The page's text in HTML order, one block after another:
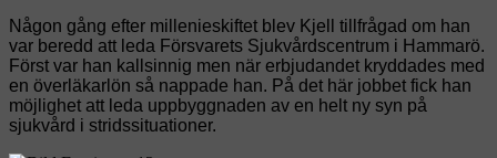
Någon gång efter millenieskiftet blev Kjell tillfrågad om han
var beredd att leda Försvarets Sjukvårdscentrum i Hammarö.
Först var han kallsinnig men när erbjudandet kryddades med
en överläkarlön så nappade han. På det här jobbet fick han
möjlighet att leda uppbyggnaden av en helt ny syn på
sjukvård i stridssituationer.